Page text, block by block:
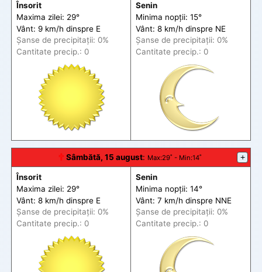
Însorit
Maxima zilei: 29°
Vânt: 9 km/h dinspre E
Șanse de precipitații: 0%
Cantitate precip.: 0
Senin
Minima nopții: 15°
Vânt: 8 km/h dinspre NE
Șanse de precipitații: 0%
Cantitate precip.: 0
🕆 Sâmbătă, 15 august: Max:29˚ - Min:14˚ +
Însorit
Maxima zilei: 29°
Vânt: 8 km/h dinspre E
Șanse de precipitații: 0%
Cantitate precip.: 0
Senin
Minima nopții: 14°
Vânt: 7 km/h dinspre NNE
Șanse de precipitații: 0%
Cantitate precip.: 0